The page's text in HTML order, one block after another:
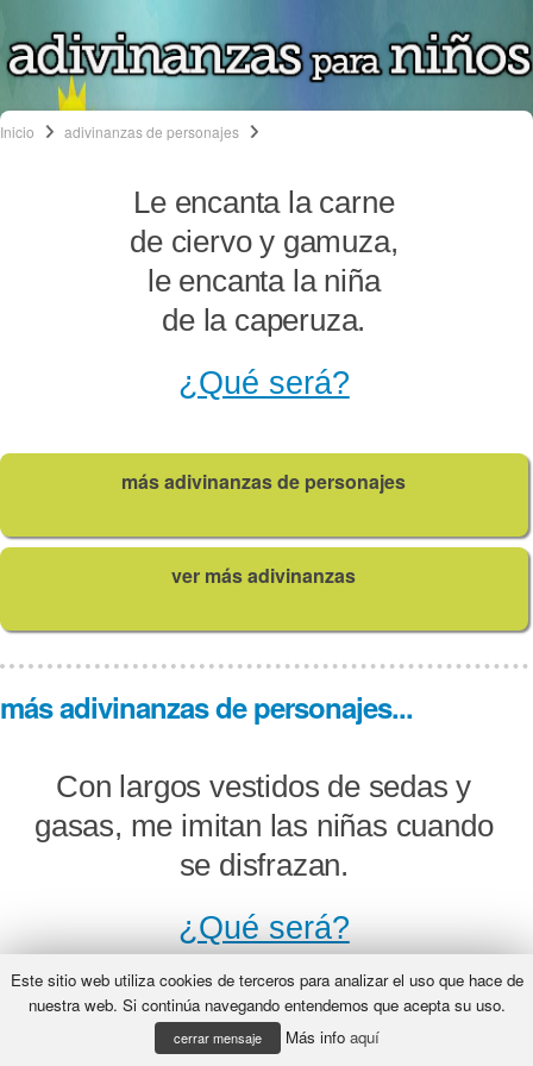
Inicio adivinanzas de personajes
Le encanta la carne
de ciervo y gamuza,
le encanta la niña
de la caperuza.
¿Qué será?
más adivinanzas de personajes
ver más adivinanzas
más adivinanzas de personajes...
Con largos vestidos de sedas y
gasas, me imitan las niñas cuando
se disfrazan.
¿Qué será?
Todo cubierto con traje blanco,
Este sitio web utiliza cookies de terceros para analizar el uso que hace de
nuestra web. Si continúa navegando entendemos que acepta su uso.
cerrar mensaje Más info aquí